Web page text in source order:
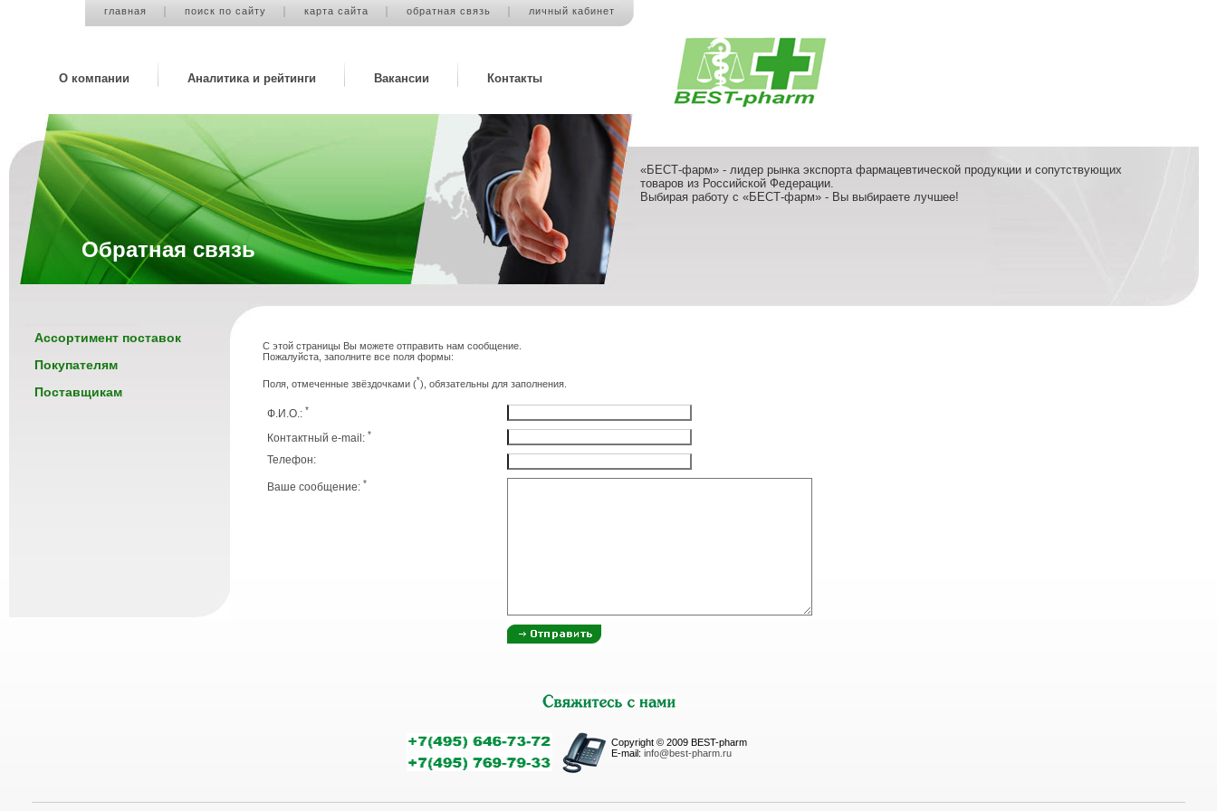
главная поиск по сайту карта сайта обратная связь личный кабинет
О компании Аналитика и рейтинги Вакансии Контакты
Обратная связь
«БЕСТ-фарм» - лидер рынка экспорта фармацевтической продукции и сопутствующих
товаров из Российской Федерации.
Выбирая работу с «БЕСТ-фарм» - Вы выбираете лучшее!
Ассортимент поставок
Покупателям
Поставщикам
С этой страницы Вы можете отправить нам сообщение.
Пожалуйста, заполните все поля формы:
Поля, отмеченные звёздочками (*), обязательны для заполнения.
Ф.И.О.: *
Контактный e-mail: *
Телефон:
Ваше сообщение: *
Copyright © 2009 BEST-pharm
E-mail: info@best-pharm.ru